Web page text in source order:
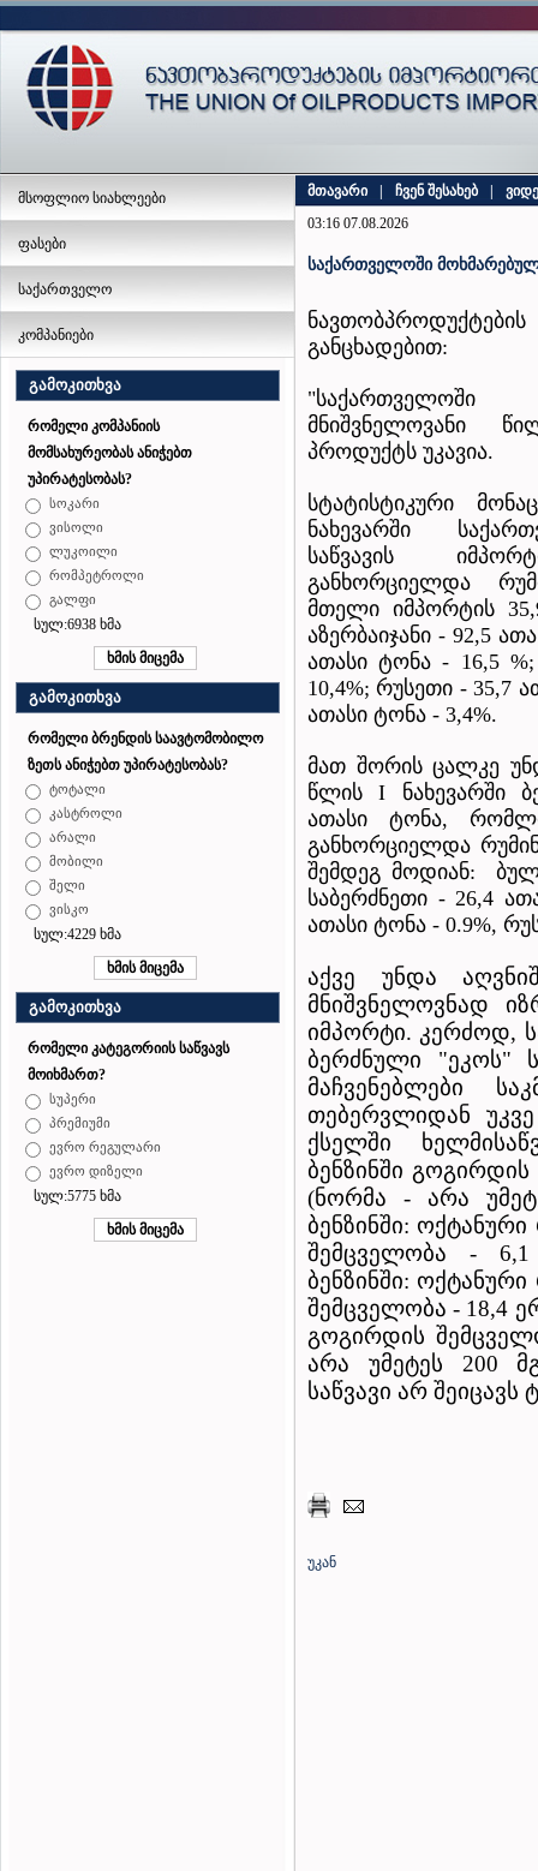
მსოფლიო სიახლეები
ფასები
საქართველო
კომპანიები
გამოკითხვა
რომელი კომპანიის
მომსახურეობას ანიჭებთ
უპირატესობას?
სოკარი
ვისოლი
ლუკოილი
რომპეტროლი
გალფი
სულ:6938 ხმა
გამოკითხვა
რომელი ბრენდის საავტომობილო
ზეთს ანიჭებთ უპირატესობას?
ტოტალი
კასტროლი
არალი
მობილი
შელი
ვისკო
სულ:4229 ხმა
გამოკითხვა
რომელი კატეგორიის საწვავს
მოიხმართ?
სუპერი
პრემიუმი
ევრო რეგულარი
ევრო დიზელი
სულ:5775 ხმა
მთავარი ჩვენ შესახებ
03:16 07.08.2026
საქართველოში
განცხადებით:
"საქართველოში
მნიშვნელოვანი
პროდუქტს უკავია.
სტატისტიკური
ნახევარში
საწვავის
განხორციელდა
მთელი იმპორტის
აზერბაიჯანი - 92,5
ათასი ტონა - 16,5
10,4%; რუსეთი - 35,7
ათასი ტონა - 3,4%.
მათ შორის ცალკე
წლის I ნახევარში
ათასი ტონა,
განხორციელდა
შემდეგ მოდიან:
საბერძნეთი - 26,4
ათასი ტონა - 0.9%,
აქვე უნდა
მნიშვნელოვნად
იმპორტი. კერძოდ,
ბერძნული "ეკოს"
მაჩვენებლები
თებერვლიდან
ქსელში
ბენზინში
(ნორმა - არა
ბენზინში:
შემცველობა -
ბენზინში:
შემცველობა - 18,4
გოგირდის
არა უმეტეს 200
საწვავი არ შეიცავს
უკან